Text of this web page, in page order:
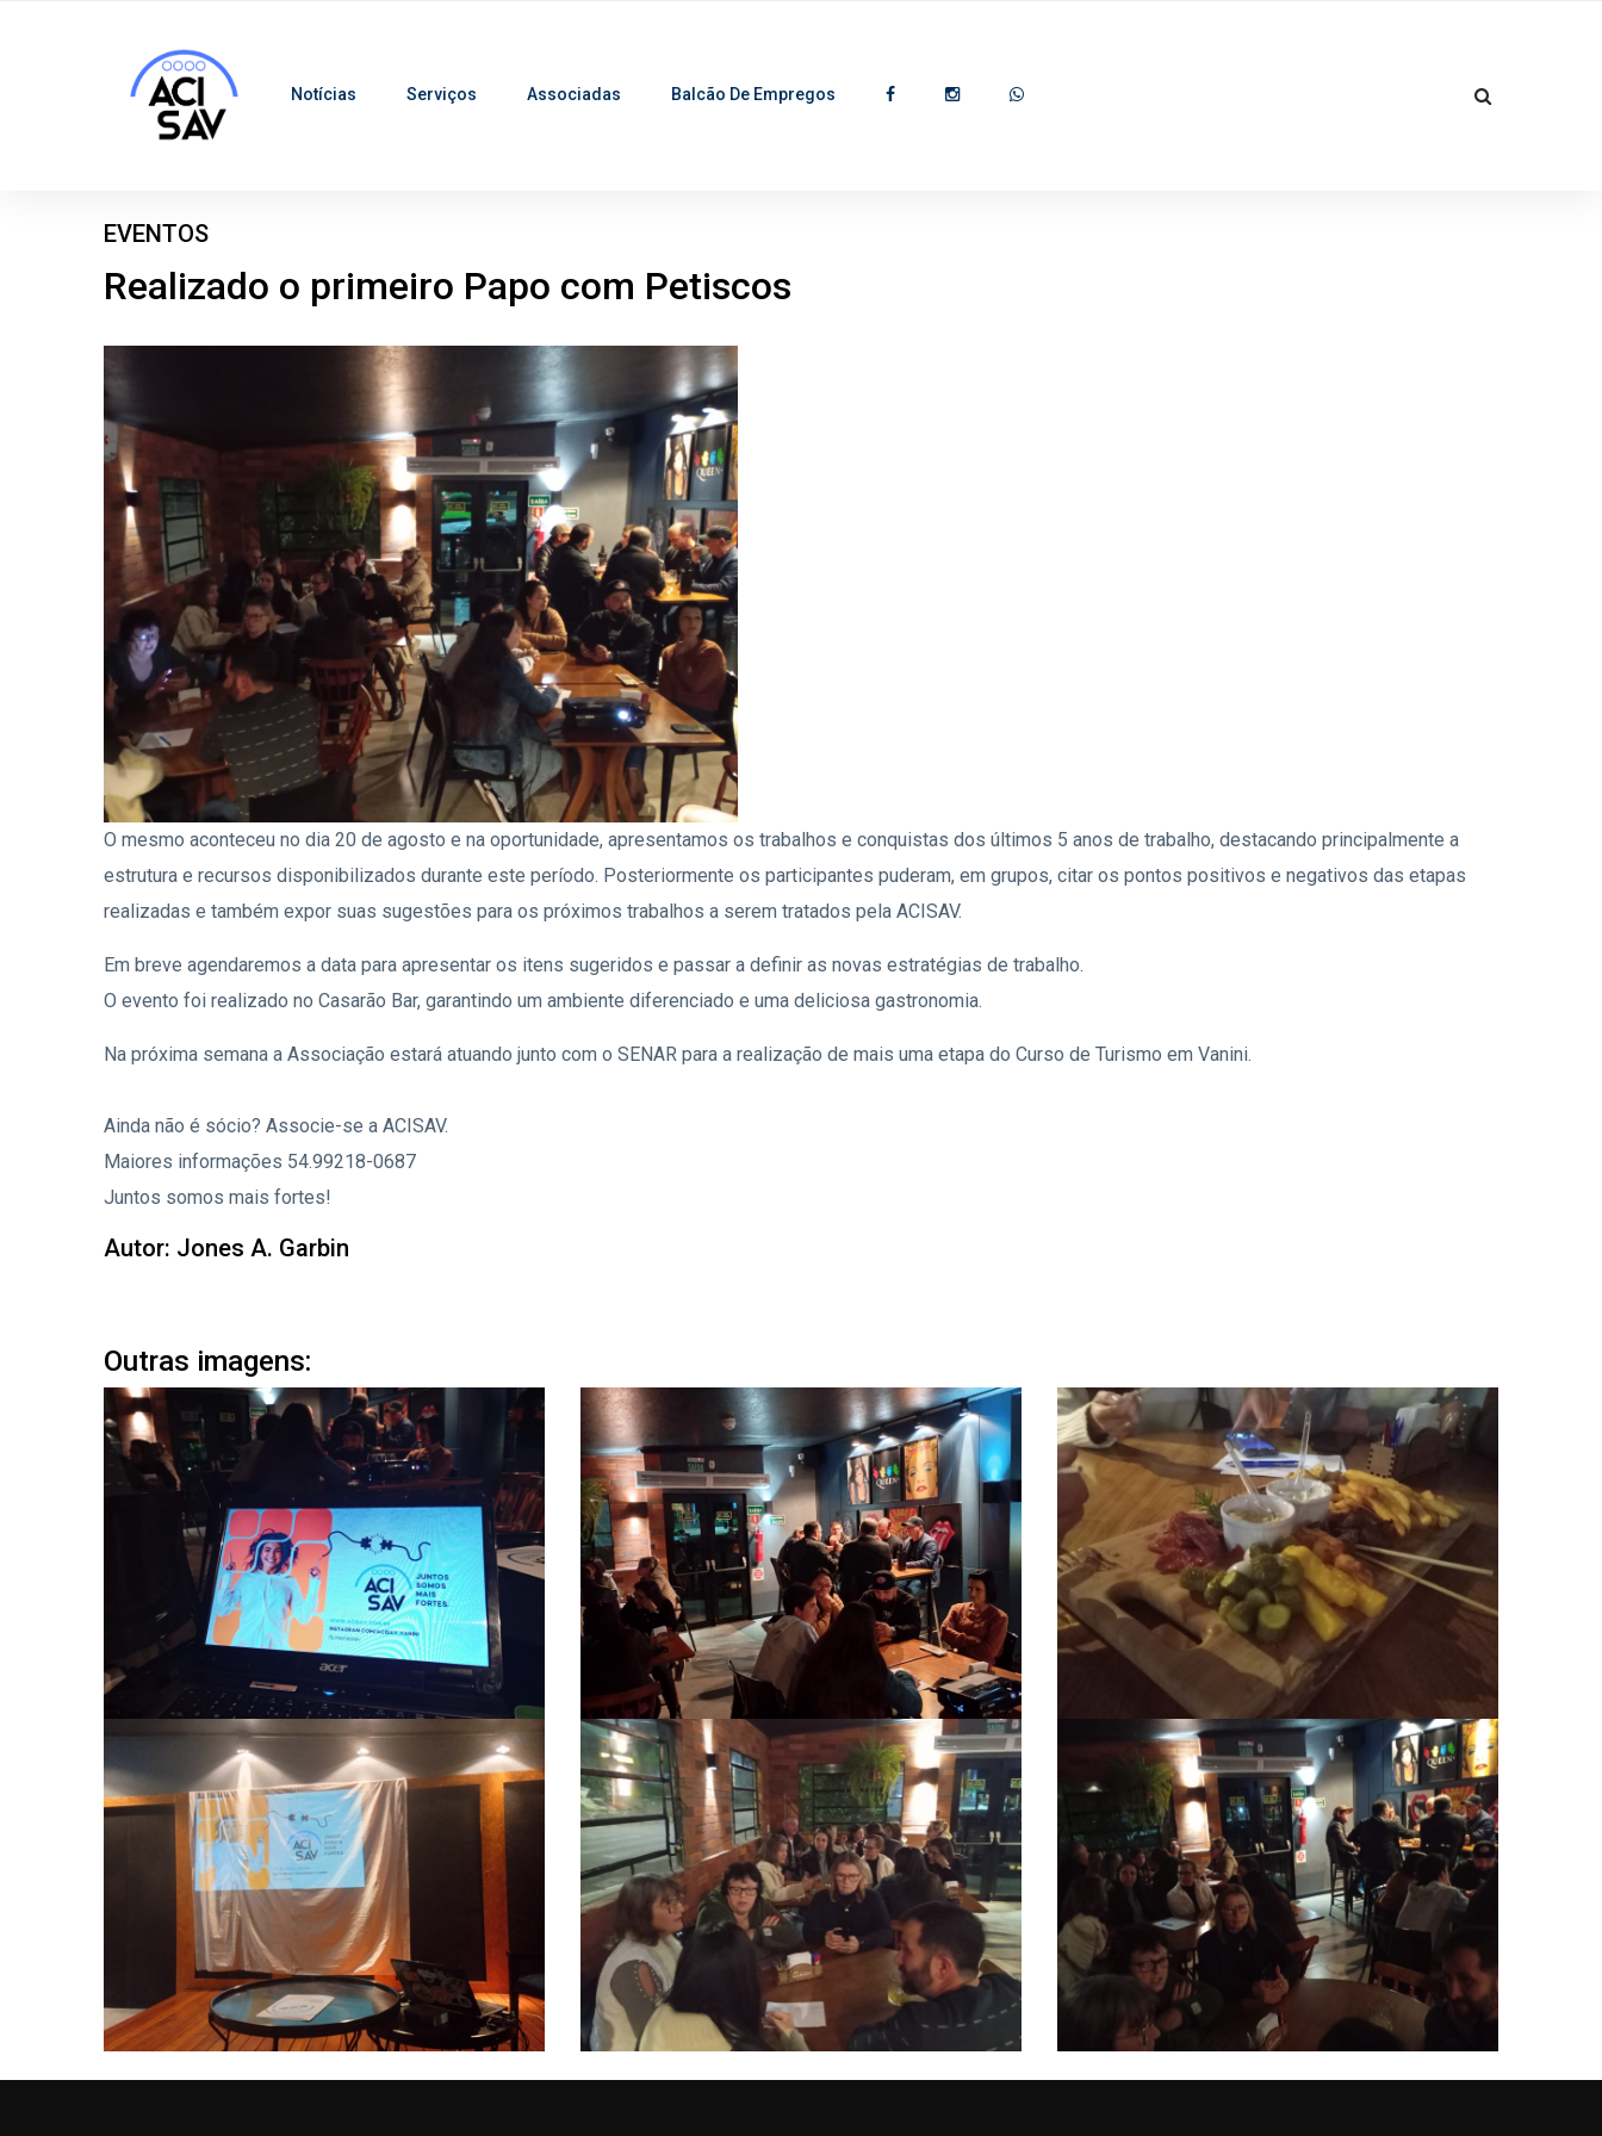
Notícias Serviços Associadas Balcão De Empregos
EVENTOS
Realizado o primeiro Papo com Petiscos
O mesmo aconteceu no dia 20 de agosto e na oportunidade, apresentamos os trabalhos e conquistas dos últimos 5 anos de trabalho, destacando principalmente a
estrutura e recursos disponibilizados durante este período. Posteriormente os participantes puderam, em grupos, citar os pontos positivos e negativos das etapas
realizadas e também expor suas sugestões para os próximos trabalhos a serem tratados pela ACISAV.
Em breve agendaremos a data para apresentar os itens sugeridos e passar a definir as novas estratégias de trabalho.
O evento foi realizado no Casarão Bar, garantindo um ambiente diferenciado e uma deliciosa gastronomia.
Na próxima semana a Associação estará atuando junto com o SENAR para a realização de mais uma etapa do Curso de Turismo em Vanini.
Ainda não é sócio? Associe-se a ACISAV.
Maiores informações 54.99218-0687
Juntos somos mais fortes!
Autor: Jones A. Garbin
Outras imagens: